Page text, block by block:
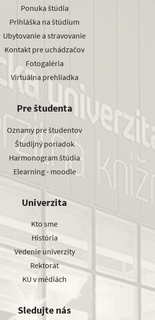
Ponuka štúdia
Prihláška na štúdium
Ubytovanie a stravovanie
Kontakt pre uchádzačov
Fotogaléria
Virtuálna prehliadka
Pre študenta
Oznamy pre študentov
Študijný poriadok
Harmonogram štúdia
Elearning - moodle
Univerzita
Kto sme
História
Vedenie univerzity
Rektorát
KU v médiách
Sledujte nás